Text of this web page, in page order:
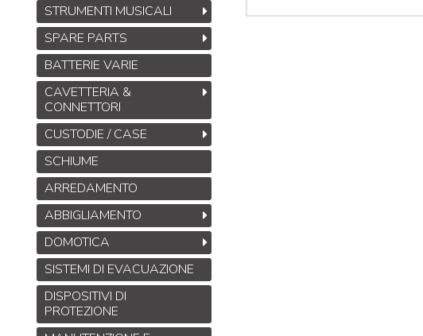
STRUMENTI MUSICALI
SPARE PARTS
BATTERIE VARIE
CAVETTERIA &
CONNETTORI
CUSTODIE / CASE
SCHIUME
ARREDAMENTO
ABBIGLIAMENTO
DOMOTICA
SISTEMI DI EVACUAZIONE
DISPOSITIVI DI
PROTEZIONE
Stage Box da 32
ingressi, 16 uscite con
32 preamplificatori
interfacce
1.245